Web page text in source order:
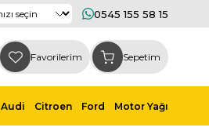
0545 155 58 15
Favorilerim Sepetim
Audi Citroen Ford Motor Yağı